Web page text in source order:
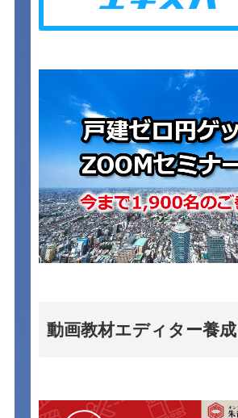
動画教材エディター養